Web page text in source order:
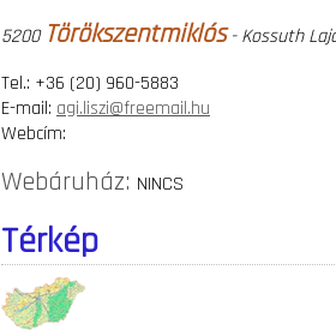
5200 Törökszentmiklós- Kossuth
Tel.: +36 (20) 960-5883
E-mail: agi.liszi@freemail.hu
Webcím:
Webáruház: NINCS
Térkép